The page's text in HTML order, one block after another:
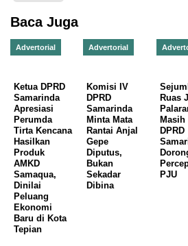
Baca Juga
Advertorial
Ketua DPRD
Samarinda
Apresiasi
Perumda
Tirta Kencana
Hasilkan
Produk
AMKD
Samaqua,
Dinilai
Peluang
Ekonomi
Baru di Kota
Tepian
Advertorial
Komisi IV
DPRD
Samarinda
Minta Mata
Rantai Anjal
Gepe
Diputus,
Bukan
Sekadar
Dibina
Ruas
Masih
DPRD
PJU